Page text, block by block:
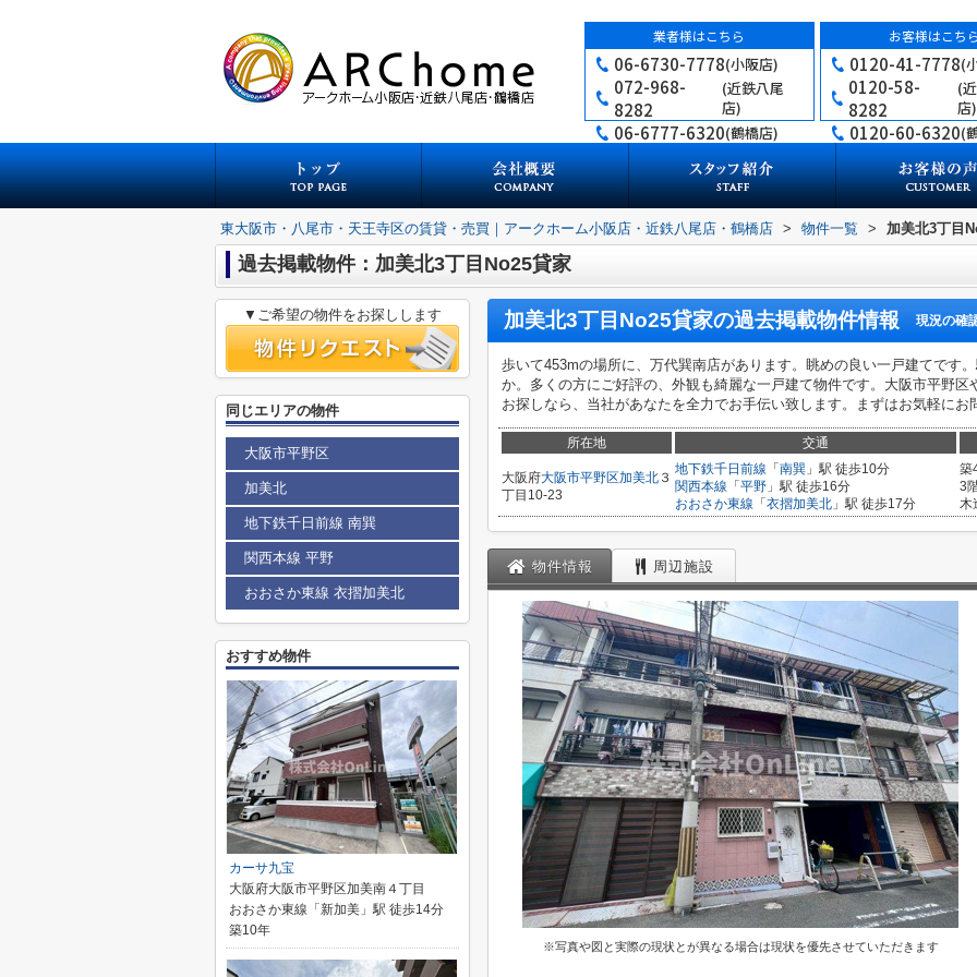
業者様はこちら
06-6730-7778(小阪店)
072-968-
8282
(近鉄八尾
店)
06-6777-6320(鶴橋店)
お客様はこち
0120-41-7778(
0120-58-
8282
(
店)
0120-60-6320(
東大阪市・八尾市・天王寺区の賃貸・売買｜アークホーム小阪店・近鉄八尾店・鶴橋店 > 物件一覧 > 加美北3丁目
過去掲載物件：加美北3丁目No25貸家
加美北3丁目No25貸家の過去掲載物件情報 現況の確
歩いて453mの場所に、万代巽南店があります。眺めの良い一戸建てです
か。多くの方にご好評の、外観も綺麗な一戸建て物件です。大阪市平野
お探しなら、当社があなたを全力でお手伝い致します。まずはお気軽にお
所在地 交通
大阪府大阪市平野区加美北 ３
丁目10-23
地下鉄千日前線 「 南巽 」駅 徒歩10分
関西本線 「 平野 」駅 徒歩16分
おおさか東線 「 衣摺加美北 」駅 徒歩17分
築
3
木
物件情報 周辺施設
※写真や図と実際の現状とが異なる場合は現状を優先させていただきます
▼ご希望の物件をお探しします
同じエリアの物件
大阪市平野区
加美北
地下鉄千日前線 南巽
関西本線 平野
おおさか東線 衣摺加美北
おすすめ物件
カーサ九宝
大阪府大阪市平野区加美南４丁目
おおさか東線「新加美」駅 徒歩14分
築10年